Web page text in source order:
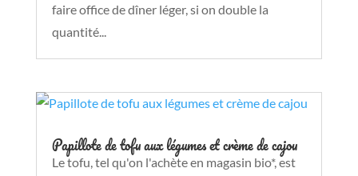
faire office de dîner léger, si on double la
quantité...
Papillote de tofu aux légumes et crème de cajou
Le tofu, tel qu'on l'achète en magasin bio*, est